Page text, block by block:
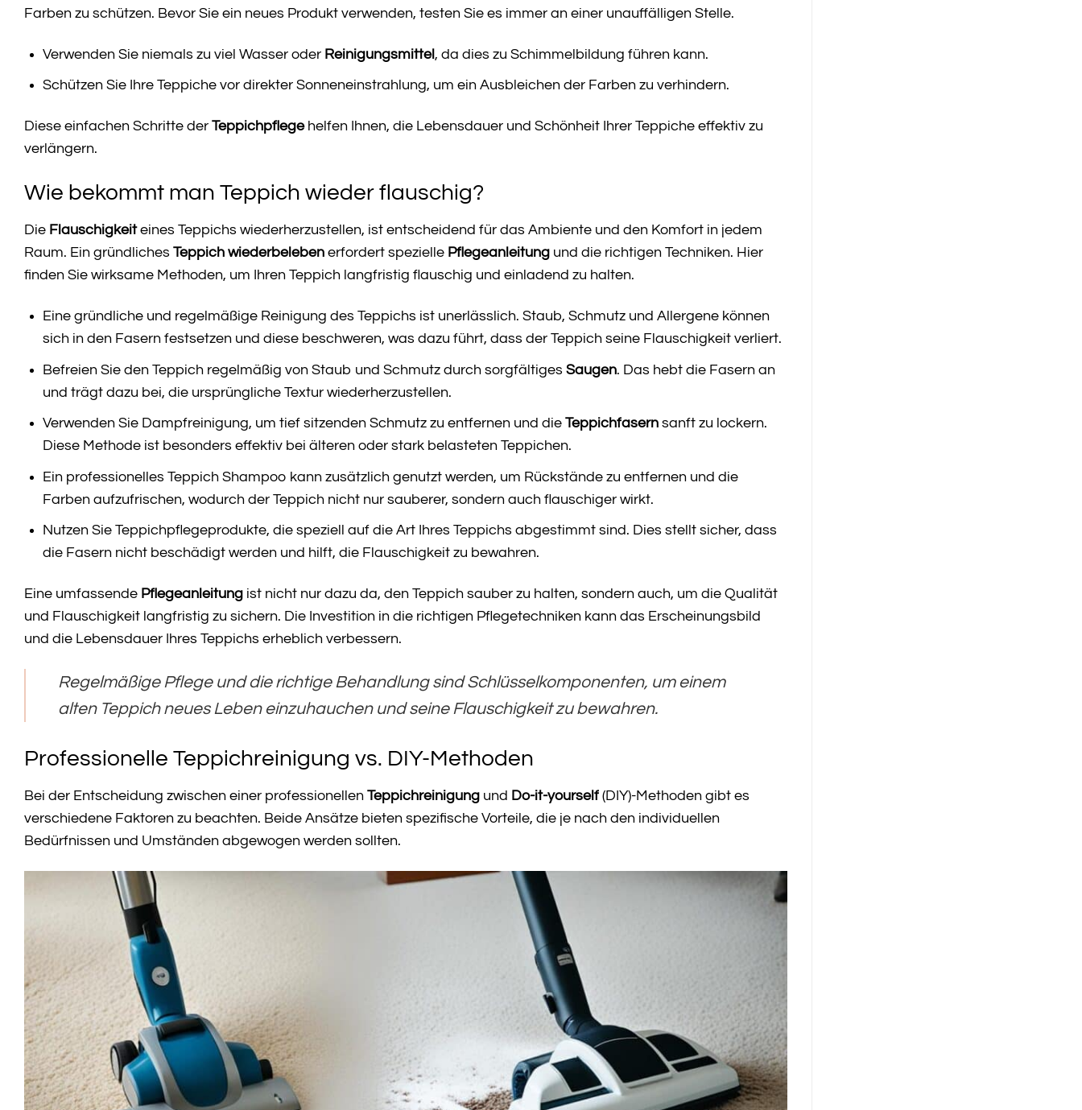
Farben zu schützen. Bevor Sie ein neues Produkt verwenden, testen Sie es immer an einer unauffälligen Stelle.
Verwenden Sie niemals zu viel Wasser oder Reinigungsmittel, da dies zu Schimmelbildung führen kann.
Schützen Sie Ihre Teppiche vor direkter Sonneneinstrahlung, um ein Ausbleichen der Farben zu verhindern.
Diese einfachen Schritte der Teppichpflegehelfen Ihnen, die Lebensdauer und Schönheit Ihrer Teppiche effektiv zu
verlängern.
Wie bekommt man Teppich wieder flauschig?
Die Flauschigkeiteines Teppichs wiederherzustellen, ist entscheidend für das Ambiente und den Komfort in jedem
Raum. Ein gründliches Teppich wiederbeleben erfordert spezielle Pflegeanleitung und die richtigen Techniken. Hier
finden Sie wirksame Methoden, um Ihren Teppich langfristig flauschig und einladend zu halten.
Eine gründliche und regelmäßige Reinigung des Teppichs ist unerlässlich. Staub, Schmutz und Allergene können
sich in den Fasern festsetzen und diese beschweren, was dazu führt, dass der Teppich seine Flauschigkeit verliert.
Befreien Sie den Teppich regelmäßig von Staub und Schmutz durch sorgfältiges Saugen. Das hebt die Fasern an
und trägt dazu bei, die ursprüngliche Textur wiederherzustellen.
Verwenden Sie Dampfreinigung, um tief sitzenden Schmutz zu entfernen und die Teppichfasernsanft zu lockern.
Diese Methode ist besonders effektiv bei älteren oder stark belasteten Teppichen.
Ein professionelles Teppich Shampoo kann zusätzlich genutzt werden, um Rückstände zu entfernen und die
Farben aufzufrischen, wodurch der Teppich nicht nur sauberer, sondern auch flauschiger wirkt.
Nutzen Sie Teppichpflegeprodukte, die speziell auf die Art Ihres Teppichs abgestimmt sind. Dies stellt sicher, dass
die Fasern nicht beschädigt werden und hilft, die Flauschigkeit zu bewahren.
Eine umfassende Pflegeanleitung ist nicht nur dazu da, den Teppich sauber zu halten, sondern auch, um die Qualität
und Flauschigkeit langfristig zu sichern. Die Investition in die richtigen Pflegetechniken kann das Erscheinungsbild
und die Lebensdauer Ihres Teppichs erheblich verbessern.
Regelmäßige Pflege und die richtige Behandlung sind Schlüsselkomponenten, um einem
alten Teppich neues Leben einzuhauchen und seine Flauschigkeit zu bewahren.
Professionelle Teppichreinigung vs. DIY-Methoden
Bei der Entscheidung zwischen einer professionellen Teppichreinigung und Do-it-yourself (DIY)-Methoden gibt es
verschiedene Faktoren zu beachten. Beide Ansätze bieten spezifische Vorteile, die je nach den individuellen
Bedürfnissen und Umständen abgewogen werden sollten.